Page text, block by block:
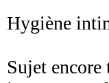
Hygiène
Sujet